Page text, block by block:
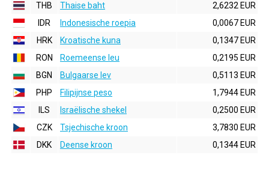
THB
Thaise baht
2,6232 EUR
IDR
Indonesische roepia
0,0067 EUR
HRK
Kroatische kuna
0,1347 EUR
RON
Roemeense leu
0,2195 EUR
BGN
Bulgaarse lev
0,5113 EUR
PHP
Filipijnse peso
1,7944 EUR
ILS
Israëlische shekel
0,2500 EUR
CZK
Tsjechische kroon
3,7830 EUR
DKK
Deense kroon 0,1344 EUR